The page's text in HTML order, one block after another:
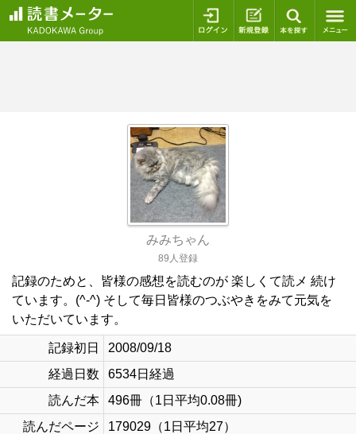
ログイン 新規登録
みみちゃん
89人登録
記録のためと、皆様の感想を読むのが 楽しくて読メ 続け
ています。(^-^) そして毎日皆様のつぶやきをみて元気を
いただいています。
記録初日
2008/09/18
経過日数
6534日経過
読んだ本
496冊（1日平均0.08冊)
読んだページ
179029（1日平均27）